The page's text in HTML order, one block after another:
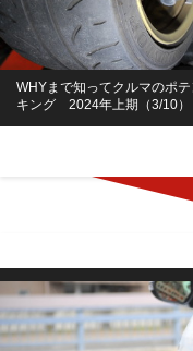
WHYまで知ってクルマのポ
キング 2024年上期（3/10）